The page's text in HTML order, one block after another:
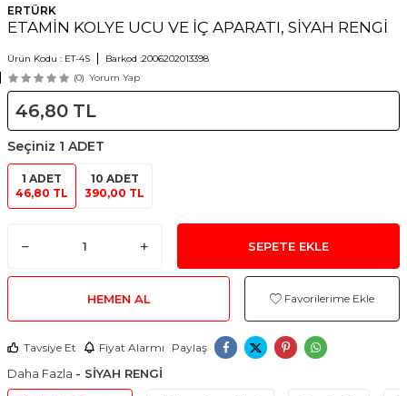
ERTÜRK
ETAMİN KOLYE UCU VE İÇ APARATI, SİYAH RENGİ
Ürün Kodu : ET-4S Barkod :2006202013398
(0) Yorum Yap
46,80 TL
Seçiniz 1 ADET
1 ADET
46,80 TL
10 ADET
390,00 TL
SEPETE EKLE
HEMEN AL Favorilerime Ekle
Tavsiye Et Fiyat Alarmı Paylaş
Daha Fazla - SİYAH RENGİ